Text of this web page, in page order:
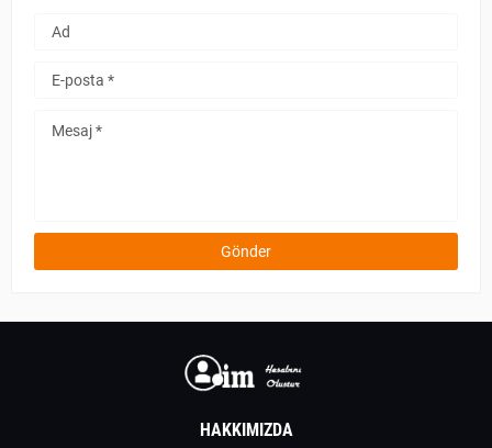
HAKKIMIZDA